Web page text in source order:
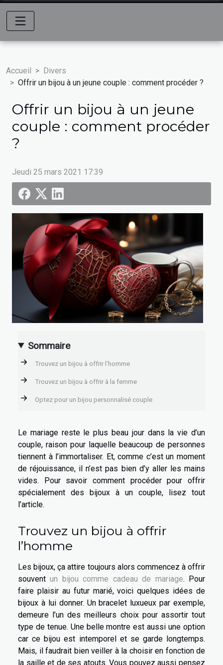
Accueil
Divers
Offrir un bijou à un jeune couple : comment procéder ?
Offrir un bijou à un jeune
couple : comment procéder
?
Jeudi 25 mars 2021 17:39
Sommaire
Trouvez un bijou à offrir l’homme
Trouvez un bijou à offrir à la femme
Optez pour un bijou personnalisé couple
Le mariage reste le plus beau jour dans la vie d’un
couple, raison pour laquelle beaucoup de personnes
tiennent à l’immortaliser. Et, comme c’est un moment
de réjouissance, il n’est pas bien d’y aller les mains
vides. Pour savoir comment procéder pour offrir
spécialement des bijoux à un couple, lisez tout
l’article.
Trouvez un bijou à offrir
l’homme
Les bijoux, ça attire toujours alors commencez à offrir
souventun bijou comme cadeau de mariage. Pour
faire plaisir au futur marié, voici quelques idées de
bijoux à lui donner. Un bracelet luxueux par exemple,
demeure l’un des meilleurs choix pour assortir tout
type de tenue. Une belle montre est aussi une option
car ce bijou est intemporel et se garde longtemps.
Mais, il faudrait bien veiller à la choisir en fonction de
la saille et de ses atouts. Vous pouvez aussi pensez